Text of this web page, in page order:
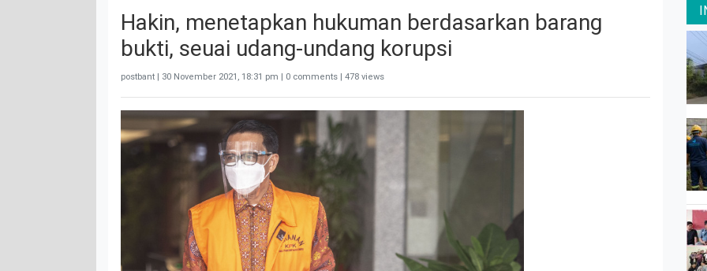
Hakin, menetapkan hukuman berdasarkan barang
bukti, seuai udang-undang korupsi
postbant | 30 November 2021, 18:31 pm | 0 comments | 478 views